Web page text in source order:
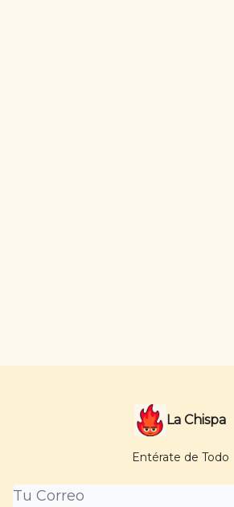
La Chispa
Entérate de Todo